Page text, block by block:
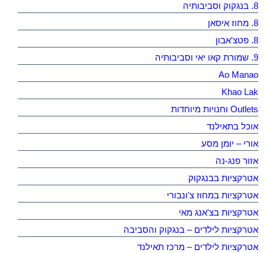
8. בנגקוק וסביבותיה
8. מחוז איסאן
8. פטצ'אבון
9. שמורת קאו יאי וסביבותיה
Ao Manao
Khao Lak
Outlets וחנויות מיוחדות
אוכל בתאילנד
אורי – יומן מסע
אזור פנג-נה
אטרקציות בבנגקוק
אטרקציות במחוז צ'ונבורי
אטרקציות בצ'אנג מאי
אטרקציות לילדים – בנגקוק והסביבה
אטרקציות לילדים – מרכז תאילנד